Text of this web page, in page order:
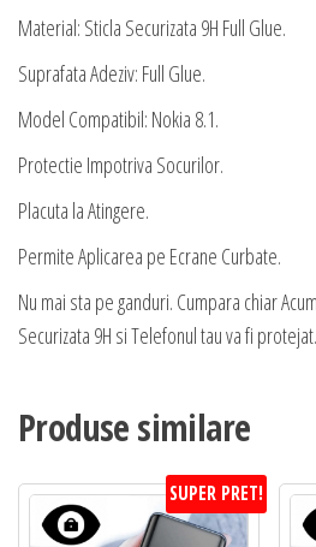
Material: Sticla Securizata 9H Full Glue.
Suprafata Adeziv: Full Glue.
Model Compatibil: Nokia 8.1.
Protectie Impotriva Socurilor.
Placuta la Atingere.
Permite Aplicarea pe Ecrane Curbate.
Nu mai sta pe ganduri. Cumpara chiar
Securizata 9H si Telefonul tau va fi protejat.
Produse similare
SUPER PRET!